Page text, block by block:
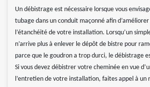
Un débistrage est nécessaire lorsque vous
tubage dans un conduit maçonné afin
l’étanchéité de votre installation. Lorsqu’un
n’arrive plus à enlever le dépôt de bistre pour
parce que le goudron a trop durci, le débistrage
Si vous devez débistrer votre cheminée en vue
l’entretien de votre installation, faites appel à un